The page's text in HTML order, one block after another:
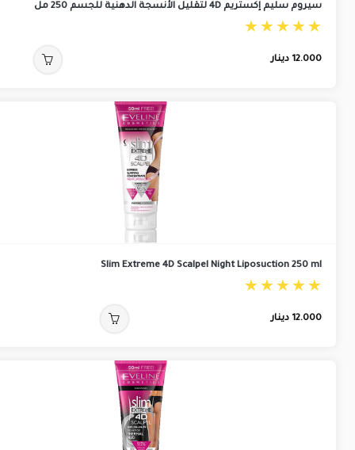
سيروم سليم إكستريم 4D لتقليل الأنسجة الدهنية للجسم 250 مل
12.000 دينار
Slim Extreme 4D Scalpel Night Liposuction 250 ml
12.000 دينار